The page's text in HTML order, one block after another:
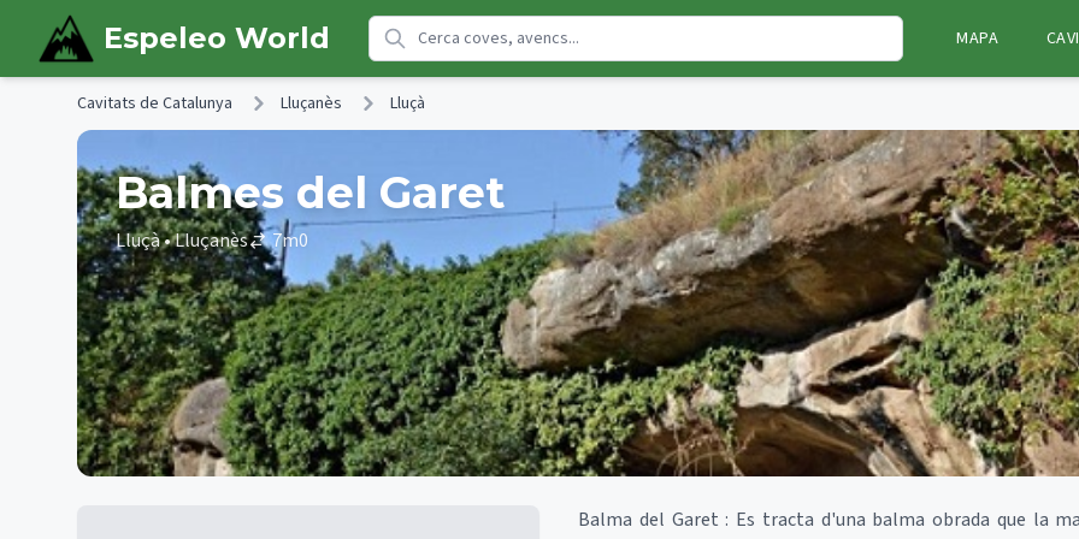
Skip to main content
Espeleo World MAPA
Cavitats de Catalunya Lluçanès Lluçà
Balmes del Garet
Lluçà• Lluçanès 7m0
Balma del Garet : Es tracta d'una balma obrada que la